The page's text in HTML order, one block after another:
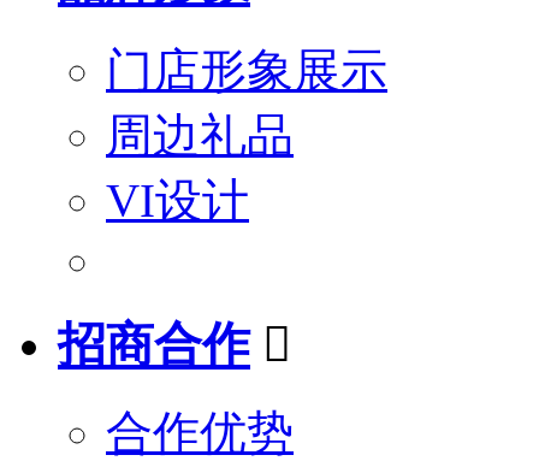
门店形象展示
周边礼品
VI设计
招商合作 
合作优势